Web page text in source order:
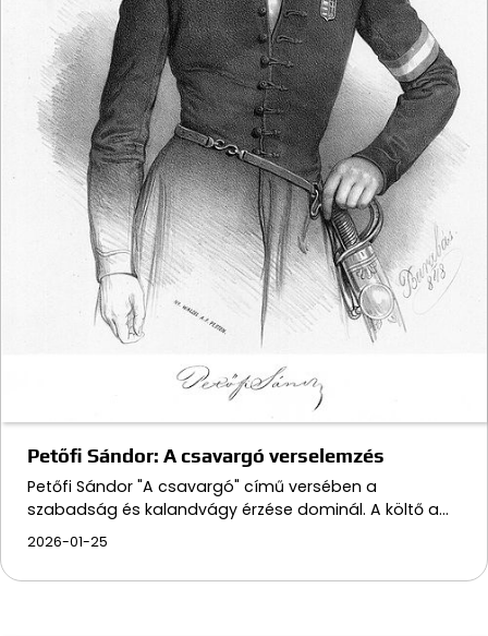
Petőfi Sándor: A csavargó verselemzés
Petőfi Sándor "A csavargó" című versében a
szabadság és kalandvágy érzése dominál. A költő a…
2026-01-25